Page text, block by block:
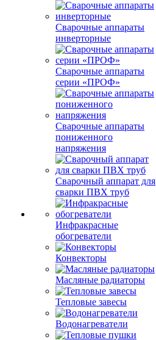
Сварочные аппараты
инверторные
Сварочные аппараты
серии «ПРОФ»
Сварочные аппараты
пониженного
напряжения
Сварочный аппарат для
сварки ПВХ труб
Инфракрасные
обогреватели
Конвекторы
Масляные радиаторы
Тепловые завесы
Водонагреватели